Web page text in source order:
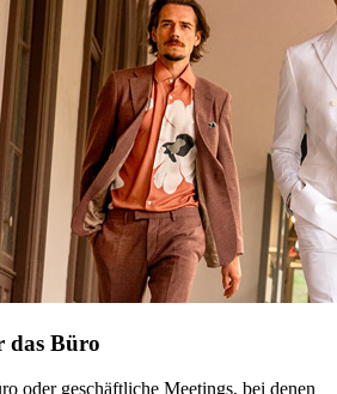
das Büro
oder geschäftliche Meetings, bei denen